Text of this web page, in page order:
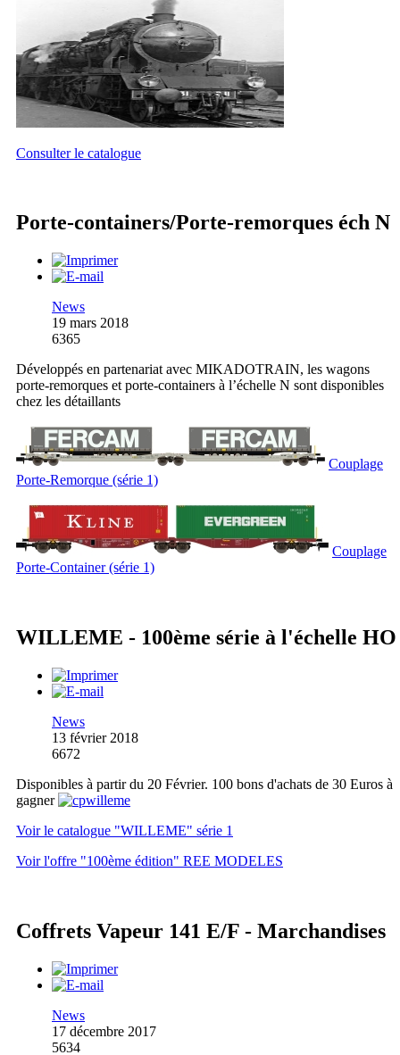
Consulter le catalogue
Porte-containers/Porte-remorques éch N
News
19 mars 2018
6365
Développés en partenariat avec MIKADOTRAIN, les wagons
porte-remorques et porte-containers à l’échelle N sont disponibles
chez les détaillants
Couplage
Porte-Remorque (série 1)
Couplage
Porte-Container (série 1)
WILLEME - 100ème série à l'échelle HO
News
13 février 2018
6672
Disponibles à partir du 20 Février. 100 bons d'achats de 30 Euros à
gagner
Voir le catalogue "WILLEME" série 1
Voir l'offre "100ème édition" REE MODELES
Coffrets Vapeur 141 E/F - Marchandises
News
17 décembre 2017
5634